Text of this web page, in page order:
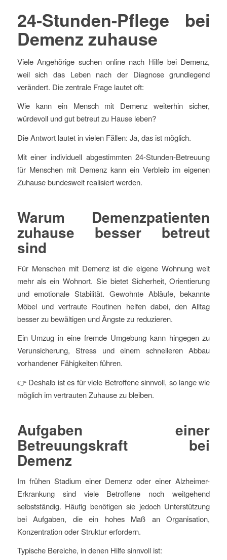
24-Stunden-Pflege bei
Demenz zuhause
Viele Angehörige suchen online nach Hilfe bei Demenz,
weil sich das Leben nach der Diagnose grundlegend
verändert. Die zentrale Frage lautet oft:
Wie kann ein Mensch mit Demenz weiterhin sicher,
würdevoll und gut betreut zu Hause leben?
Die Antwort lautet in vielen Fällen: Ja, das ist möglich.
Mit einer individuell abgestimmten 24-Stunden-Betreuung
für Menschen mit Demenz kann ein Verbleib im eigenen
Zuhause bundesweit realisiert werden.
Warum Demenzpatienten
zuhause besser betreut
sind
Für Menschen mit Demenz ist die eigene Wohnung weit
mehr als ein Wohnort. Sie bietet Sicherheit, Orientierung
und emotionale Stabilität. Gewohnte Abläufe, bekannte
Möbel und vertraute Routinen helfen dabei, den Alltag
besser zu bewältigen und Ängste zu reduzieren.
Ein Umzug in eine fremde Umgebung kann hingegen zu
Verunsicherung, Stress und einem schnelleren Abbau
vorhandener Fähigkeiten führen.
👉 Deshalb ist es für viele Betroffene sinnvoll, so lange wie
möglich im vertrauten Zuhause zu bleiben.
Aufgaben einer
Betreuungskraft bei
Demenz
Im frühen Stadium einer Demenz oder einer Alzheimer-
Erkrankung sind viele Betroffene noch weitgehend
selbstständig. Häufig benötigen sie jedoch Unterstützung
bei Aufgaben, die ein hohes Maß an Organisation,
Konzentration oder Struktur erfordern.
Typische Bereiche, in denen Hilfe sinnvoll ist: